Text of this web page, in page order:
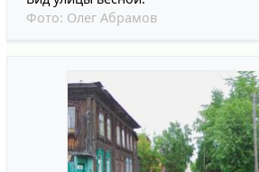
Фото: Олег Абрамов